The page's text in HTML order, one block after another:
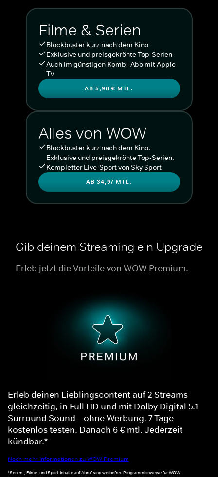
Filme & Serien
Blockbuster kurz nach dem Kino
Exklusive und preisgekrönte Top-Serien
Auch im günstigen Kombi-Abo mit Apple
TV
AB 5,98 € MTL.
Alles von WOW
Blockbuster kurz nach dem Kino.
Exklusive und preisgekrönte Top-Serien.
Kompletter Live-Sport von Sky Sport
AB 34,97 MTL.
Gib deinem Streaming ein Upgrade
Erleb jetzt die Vorteile von WOW Premium.
Erleb deinen Lieblingscontent auf 2 Streams
gleichzeitig, in Full HD und mit Dolby Digital 5.1
Surround Sound – ohne Werbung. 7 Tage
kostenlos testen. Danach 6 € mtl. Jederzeit
kündbar.*
Noch mehr Informationen zu WOW Premium
*Serien-, Filme- und Sport-Inhalte auf Abruf sind werbefrei. Programmhinweise für WOW